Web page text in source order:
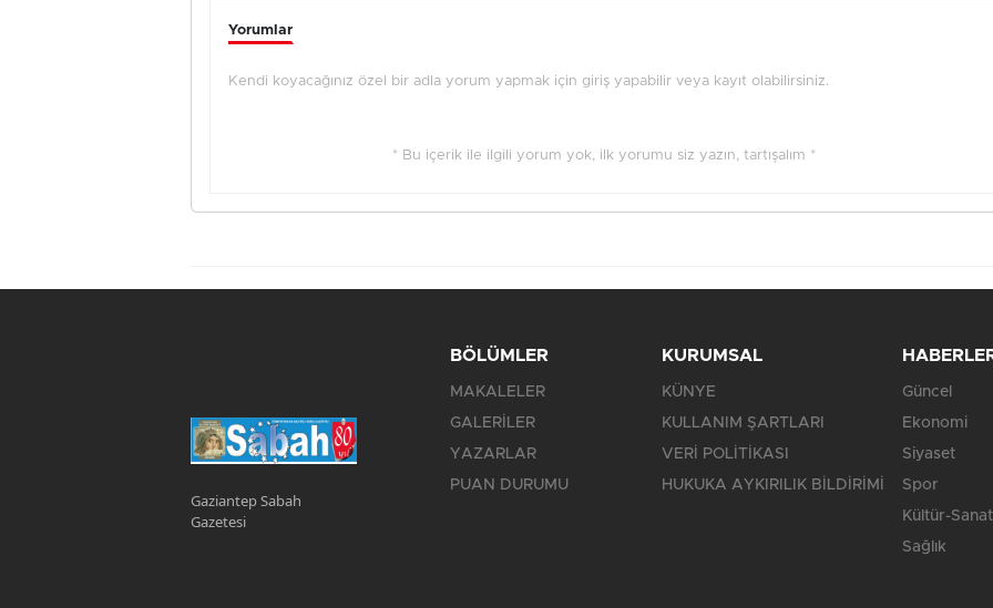
Yorumlar
Kendi koyacağınız özel bir adla yorum yapmak için giriş yapabilir veya kayıt olabilirsiniz.
* Bu içerik ile ilgili yorum yok, ilk yorumu siz yazın, tartışalım *
Gaziantep Sabah
Gazetesi
BÖLÜMLER
MAKALELER
GALERİLER
YAZARLAR
PUAN DURUMU
KURUMSAL
KÜNYE
KULLANIM ŞARTLARI
VERİ POLİTİKASI
HUKUKA AYKIRILIK BİLDİRİMİ
Güncel
Ekonomi
Siyaset
Spor
Kültür-Sanat
Sağlık